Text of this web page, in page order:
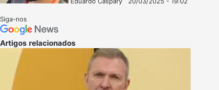
Siga-nos
Artigos relacionados